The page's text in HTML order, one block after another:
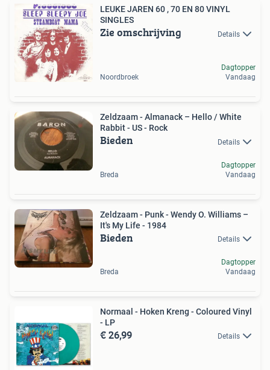
LEUKE JAREN 60 , 70 EN 80 VINYL
SINGLES
Zie omschrijving Details
Noordbroek
Dagtopper
Vandaag
Zeldzaam - Almanack – Hello / White
Rabbit - US - Rock
Bieden Details
Breda
Dagtopper
Vandaag
Zeldzaam - Punk - Wendy O. Williams –
It's My Life - 1984
Bieden Details
Breda
Dagtopper
Vandaag
Normaal - Hoken Kreng - Coloured Vinyl
- LP
€ 26,99 Details